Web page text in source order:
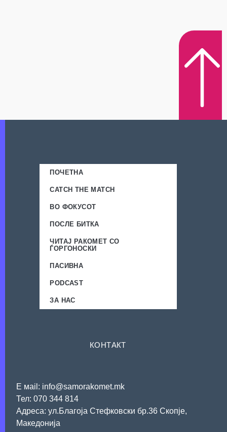
ПОЧЕТНА
CATCH THE MATCH
ВО ФОКУСОТ
ПОСЛЕ БИТКА
ЧИТАЈ РАКОМЕТ СО
ЃОРГОНОСКИ
ПАСИВНА
PODCAST
ЗА НАС
КОНТАКТ
Е мail: info@samorakomet.mk
Тел: 070 344 814
Адреса: ул.Благоја Стефковски бр.36 Скопје,
Македонија